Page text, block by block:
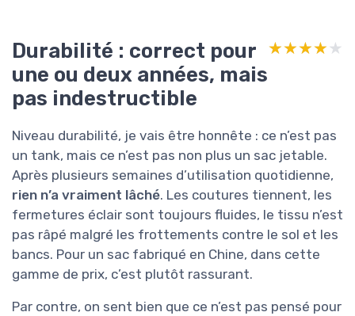
Durabilité : correct pour
une ou deux années, mais
pas indestructible
★★★★★
★★★★★
Niveau durabilité, je vais être honnête : ce n’est pas
un tank, mais ce n’est pas non plus un sac jetable.
Après plusieurs semaines d’utilisation quotidienne,
rien n’a vraiment lâché. Les coutures tiennent, les
fermetures éclair sont toujours fluides, le tissu n’est
pas râpé malgré les frottements contre le sol et les
bancs. Pour un sac fabriqué en Chine, dans cette
gamme de prix, c’est plutôt rassurant.
Par contre, on sent bien que ce n’est pas pensé pour